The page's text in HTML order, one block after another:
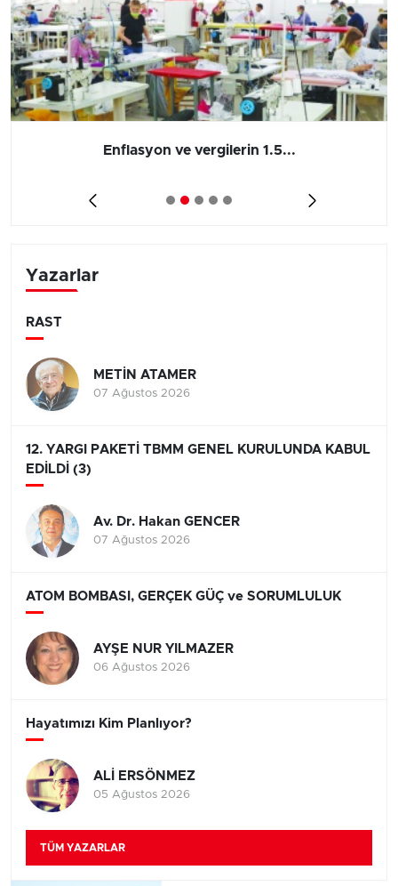
Enflasyon ve vergilerin 1.5...
Yazarlar
RAST
METİN ATAMER
07 Ağustos 2026
12. YARGI PAKETİ TBMM GENEL KURULUNDA KABUL
EDİLDİ (3)
Av. Dr. Hakan GENCER
07 Ağustos 2026
ATOM BOMBASI, GERÇEK GÜÇ ve SORUMLULUK
AYŞE NUR YILMAZER
06 Ağustos 2026
Hayatımızı Kim Planlıyor?
ALİ ERSÖNMEZ
05 Ağustos 2026
TÜM YAZARLAR